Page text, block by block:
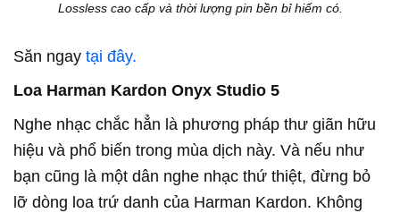
Lossless cao cấp và thời lượng pin bền bỉ hiếm có.
Săn ngay tại đây.
Loa Harman Kardon Onyx Studio 5
Nghe nhạc chắc hẳn là phương pháp thư giãn hữu
hiệu và phổ biến trong mùa dịch này. Và nếu như
bạn cũng là một dân nghe nhạc thứ thiệt, đừng bỏ
lỡ dòng loa trứ danh của Harman Kardon. Không